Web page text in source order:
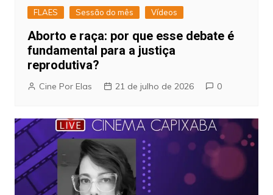
FLAES Sessão do mês Vídeos
Aborto e raça: por que esse debate é
fundamental para a justiça
reprodutiva?
Cine Por Elas 21 de julho de 2026 0